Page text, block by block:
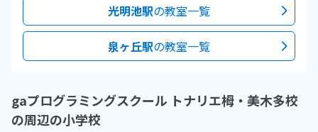
光明池駅の教室一覧
泉ヶ丘駅の教室一覧
gaプログラミングスクール トナリエ栂・美木多校
の周辺の小学校